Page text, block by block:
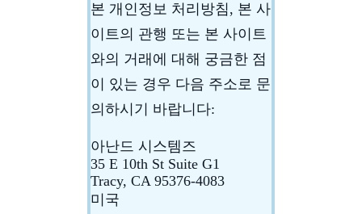
본 개인정보 처리방침, 본 사
이트의 관행 또는 본 사이트
와의 거래에 대해 궁금한 점
이 있는 경우 다음 주소로 문
의하시기 바랍니다:
아난드 시스템즈
35 E 10th St Suite G1
Tracy, CA 95376-4083
미국